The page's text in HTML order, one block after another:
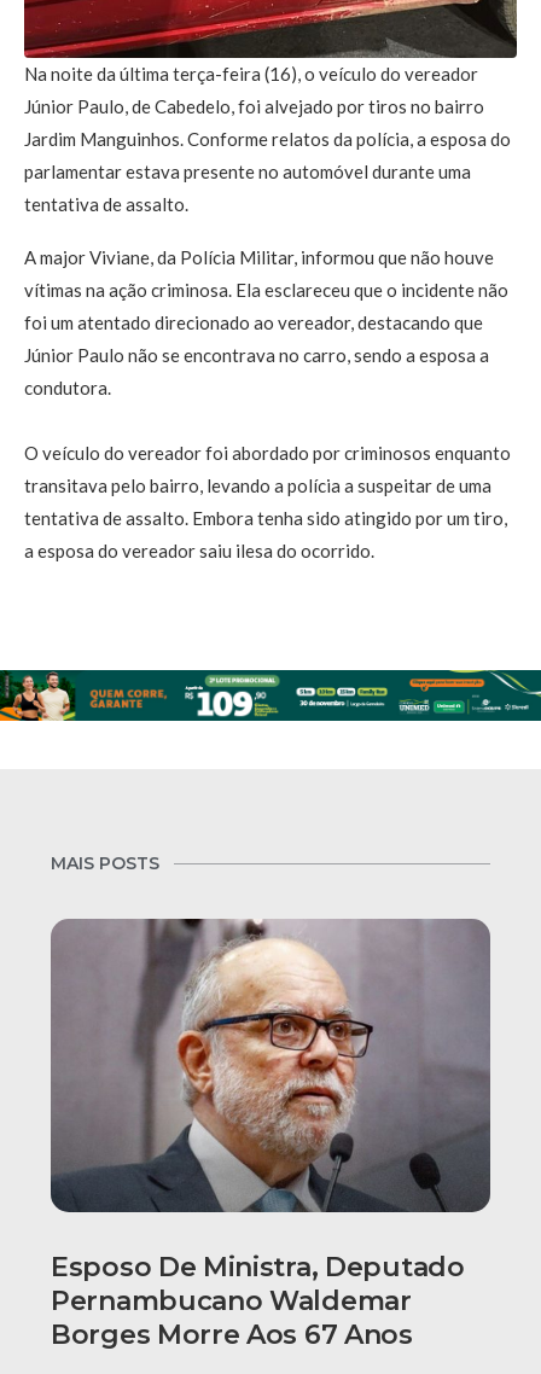
Na noite da última terça-feira (16), o veículo do vereador
Júnior Paulo, de Cabedelo, foi alvejado por tiros no bairro
Jardim Manguinhos. Conforme relatos da polícia, a esposa do
parlamentar estava presente no automóvel durante uma
tentativa de assalto.
A major Viviane, da Polícia Militar, informou que não houve
vítimas na ação criminosa. Ela esclareceu que o incidente não
foi um atentado direcionado ao vereador, destacando que
Júnior Paulo não se encontrava no carro, sendo a esposa a
condutora.
O veículo do vereador foi abordado por criminosos enquanto
transitava pelo bairro, levando a polícia a suspeitar de uma
tentativa de assalto. Embora tenha sido atingido por um tiro,
a esposa do vereador saiu ilesa do ocorrido.
MAIS POSTS
Esposo De Ministra, Deputado
Pernambucano Waldemar
Borges Morre Aos 67 Anos